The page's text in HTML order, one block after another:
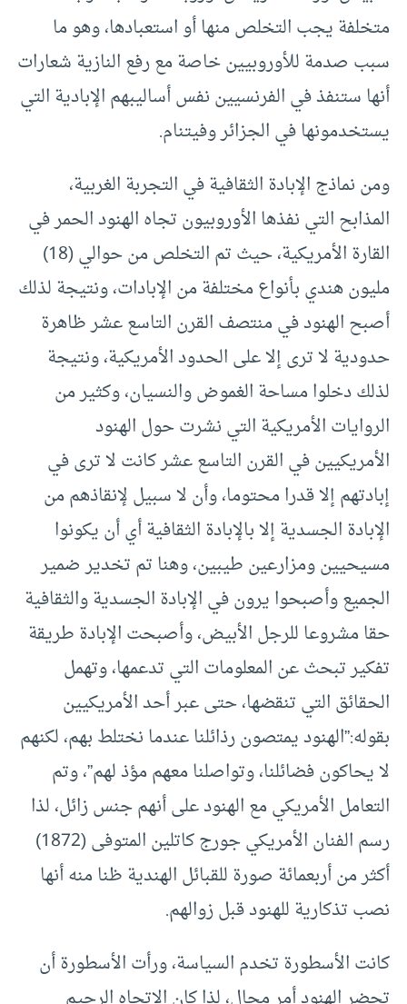
متخلفة يجب التخلص منها أو استعبادها، وهو ما
سبب صدمة للأوروبيين خاصة مع رفع النازية شعارات
أنها ستنفذ في الفرنسيين نفس أساليبهم الإبادية التي
يستخدمونها في الجزائر وفيتنام.
ومن نماذج الإبادة الثقافية في التجربة الغربية،
المذابح التي نفذها الأوروبيون تجاه الهنود الحمر في
القارة الأمريكية، حيث تم التخلص من حوالي (18)
مليون هندي بأنواع مختلفة من الإبادات، ونتيجة لذلك
أصبح الهنود في منتصف القرن التاسع عشر ظاهرة
حدودية لا ترى إلا على الحدود الأمريكية، ونتيجة
لذلك دخلوا مساحة الغموض والنسيان، وكثير من
الروايات الأمريكية التي نشرت حول الهنود
الأمريكيين في القرن التاسع عشر كانت لا ترى في
إبادتهم إلا قدرا محتوما، وأن لا سبيل لإنقاذهم من
الإبادة الجسدية إلا بالإبادة الثقافية أي أن يكونوا
مسيحيين ومزارعين طيبين، وهنا تم تخدير ضمير
الجميع وأصبحوا يرون في الإبادة الجسدية والثقافية
حقا مشروعا للرجل الأبيض، وأصبحت الإبادة طريقة
تفكير تبحث عن المعلومات التي تدعمها، وتهمل
الحقائق التي تنقضها، حتى عبر أحد الأمريكيين
بقوله:”الهنود يمتصون رذائلنا عندما نختلط بهم، لكنهم
لا يحاكون فضائلنا، وتواصلنا معهم مؤذ لهم”، وتم
التعامل الأمريكي مع الهنود على أنهم جنس زائل، لذا
رسم الفنان الأمريكي جورج كاتلين المتوفى (1872)
أكثر من أربعمائة صورة للقبائل الهندية ظنا منه أنها
نصب تذكارية للهنود قبل زوالهم.
كانت الأسطورة تخدم السياسة، ورأت الأسطورة أن